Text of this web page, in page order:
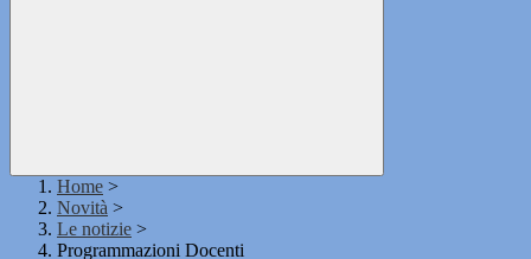
Home >
Novità >
Le notizie >
Programmazioni Docenti